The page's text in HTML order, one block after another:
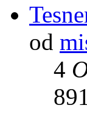
od
4